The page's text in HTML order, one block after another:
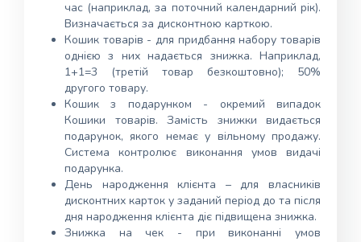
час (наприклад, за поточний календарний рік).
Визначається за дисконтною карткою.
Кошик товарів - для придбання набору товарів
однією з них надається знижка. Наприклад,
1+1=3 (третій товар безкоштовно); 50%
другого товару.
Кошик з подарунком - окремий випадок
Кошики товарів. Замість знижки видається
подарунок, якого немає у вільному продажу.
Система контролює виконання умов видачі
подарунка.
День народження клієнта – для власників
дисконтних карток у заданий період до та після
дня народження клієнта діє підвищена знижка.
Знижка на чек - при виконанні умов